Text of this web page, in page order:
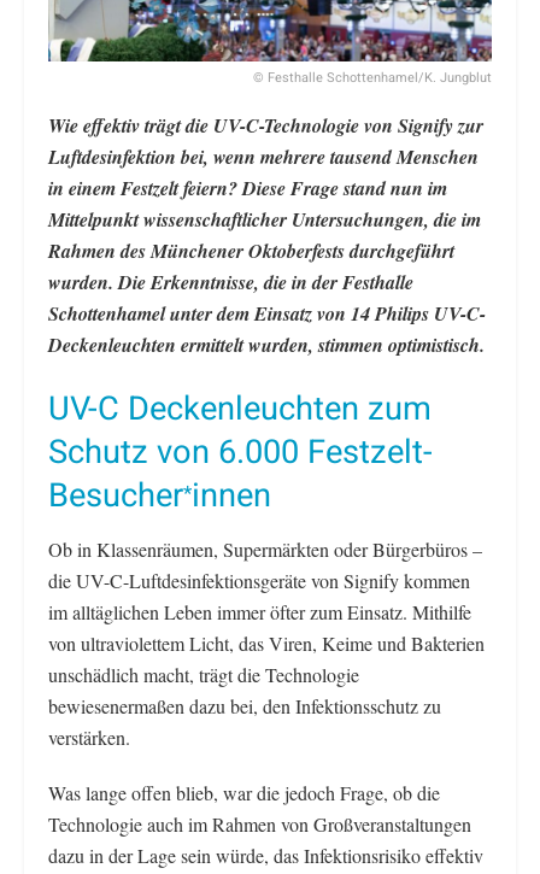
© Festhalle Schottenhamel/K. Jungblut
Wie effektiv trägt die UV-C-Technologie von Signify zur
Luftdesinfektion bei, wenn mehrere tausend Menschen
in einem Festzelt feiern? Diese Frage stand nun im
Mittelpunkt wissenschaftlicher Untersuchungen, die im
Rahmen des Münchener Oktoberfests durchgeführt
wurden. Die Erkenntnisse, die in der Festhalle
Schottenhamel unter dem Einsatz von 14 Philips UV-C-
Deckenleuchten ermittelt wurden, stimmen optimistisch.
UV-C Deckenleuchten zum
Schutz von 6.000 Festzelt-
Besucher*innen
Ob in Klassenräumen, Supermärkten oder Bürgerbüros –
die UV-C-Luftdesinfektionsgeräte von Signify kommen
im alltäglichen Leben immer öfter zum Einsatz. Mithilfe
von ultraviolettem Licht, das Viren, Keime und Bakterien
unschädlich macht, trägt die Technologie
bewiesenermaßen dazu bei, den Infektionsschutz zu
verstärken.
Was lange offen blieb, war die jedoch Frage, ob die
Technologie auch im Rahmen von Großveranstaltungen
dazu in der Lage sein würde, das Infektionsrisiko effektiv